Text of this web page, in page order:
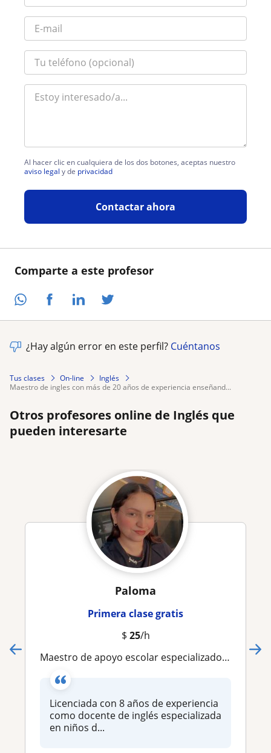
Comparte a este profesor
Al hacer clic en cualquiera de los dos botones, aceptas nuestro
aviso legal y de privacidad
Contactar ahora
¿Hay algún error en este perfil? Cuéntanos
Tus clases On-line
Inglés
maestro de ingles con más de 20 años de experiencia enseñand...
Otros profesores online de Inglés que
pueden interesarte
Paloma
Primera clase gratis
$ 25/h
Maestro de apoyo escolar especializado en niños
Licenciada con 8 años de experiencia
como docente de inglés especializada
en niños d...